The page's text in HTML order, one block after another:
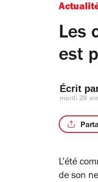
Les
est
Écrit
mardi 28
L'été
de son